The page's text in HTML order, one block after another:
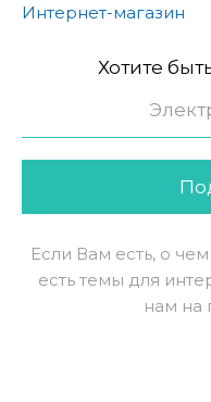
Интернет-магазин
Хотите
Если Вам есть, о
есть темы для
нам на